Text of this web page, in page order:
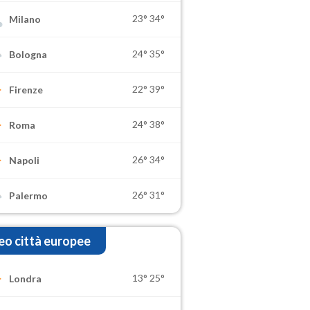
Milano 23° 34°
Bologna 24° 35°
Firenze 22° 39°
Roma 24° 38°
Napoli 26° 34°
Palermo 26° 31°
città europee
Londra 13° 25°